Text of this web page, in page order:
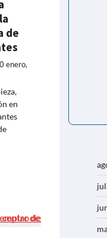
de
enero,
en